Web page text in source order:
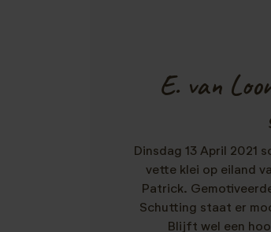
E. van
Dinsdag 13 April 2021
vette klei op eiland
Patrick.
Schutting staat er
Blijft wel een